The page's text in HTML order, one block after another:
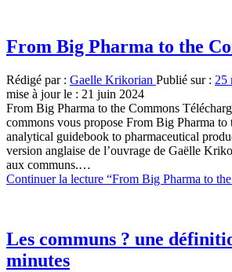
From Big Pharma to the
Rédigé par : Gaelle Krikorian Publié sur : 25
mise à jour le : 21 juin 2024
From Big Pharma to the Commons
commons vous propose From Big Pharma to
analytical guidebook to pharmaceutical
version anglaise de l’ouvrage de Gaëlle
aux communs.…
Continuer la lecture “From Big Pharma to
Les communs ? une
minutes